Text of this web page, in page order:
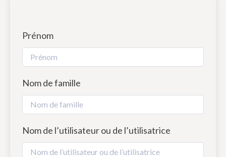
Prénom
Nom de famille
Nom de l’utilisateur ou de l’utilisatrice